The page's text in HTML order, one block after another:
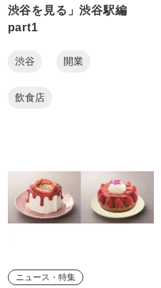
渋谷を見る」渋谷駅編
part1
渋谷 開業
飲食店
ニュース・特集